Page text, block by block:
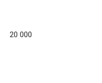
20 000